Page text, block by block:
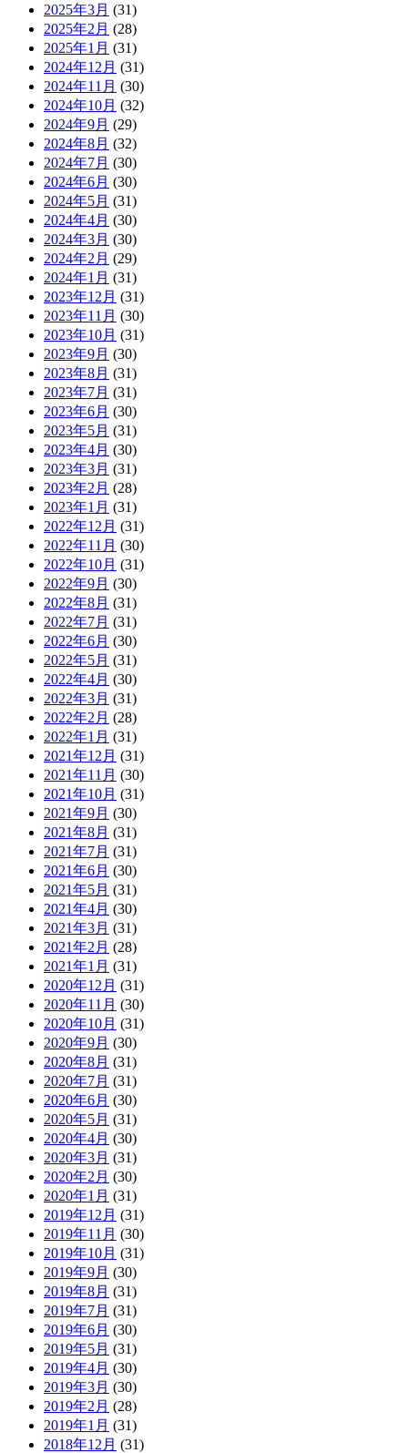
2025年3月 (31)
2025年2月 (28)
2025年1月 (31)
2024年12月 (31)
2024年11月 (30)
2024年10月 (32)
2024年9月 (29)
2024年8月 (32)
2024年7月 (30)
2024年6月 (30)
2024年5月 (31)
2024年4月 (30)
2024年3月 (30)
2024年2月 (29)
2024年1月 (31)
2023年12月 (31)
2023年11月 (30)
2023年10月 (31)
2023年9月 (30)
2023年8月 (31)
2023年7月 (31)
2023年6月 (30)
2023年5月 (31)
2023年4月 (30)
2023年3月 (31)
2023年2月 (28)
2023年1月 (31)
2022年12月 (31)
2022年11月 (30)
2022年10月 (31)
2022年9月 (30)
2022年8月 (31)
2022年7月 (31)
2022年6月 (30)
2022年5月 (31)
2022年4月 (30)
2022年3月 (31)
2022年2月 (28)
2022年1月 (31)
2021年12月 (31)
2021年11月 (30)
2021年10月 (31)
2021年9月 (30)
2021年8月 (31)
2021年7月 (31)
2021年6月 (30)
2021年5月 (31)
2021年4月 (30)
2021年3月 (31)
2021年2月 (28)
2021年1月 (31)
2020年12月 (31)
2020年11月 (30)
2020年10月 (31)
2020年9月 (30)
2020年8月 (31)
2020年7月 (31)
2020年6月 (30)
2020年5月 (31)
2020年4月 (30)
2020年3月 (31)
2020年2月 (30)
2020年1月 (31)
2019年12月 (31)
2019年11月 (30)
2019年10月 (31)
2019年9月 (30)
2019年8月 (31)
2019年7月 (31)
2019年6月 (30)
2019年5月 (31)
2019年4月 (30)
2019年3月 (30)
2019年2月 (28)
2019年1月 (31)
2018年12月 (31)